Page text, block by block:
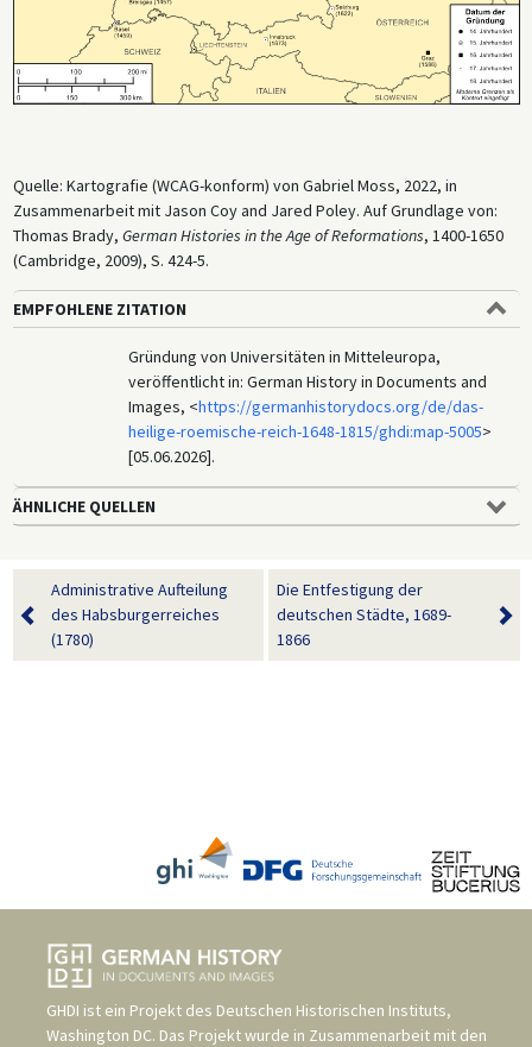
Quelle: Kartografie (WCAG-konform) von Gabriel Moss, 2022, in
Zusammenarbeit mit Jason Coy and Jared Poley. Auf Grundlage von:
Thomas Brady, German Histories in the Age of Reformations, 1400-1650
(Cambridge, 2009), S. 424-5.
EMPFOHLENE ZITATION
Gründung von Universitäten in Mitteleuropa,
veröffentlicht in: German History in Documents and
Images, <https://germanhistorydocs.org/de/das-
heilige-roemische-reich-1648-1815/ghdi:map-5005>
[05.06.2026].
ÄHNLICHE QUELLEN
Administrative Aufteilung
des Habsburgerreiches
(1780)
Die Entfestigung der
deutschen Städte, 1689-
1866
GHDI ist ein Projekt des Deutschen Historischen Instituts,
Washington DC. Das Projekt wurde in Zusammenarbeit mit den